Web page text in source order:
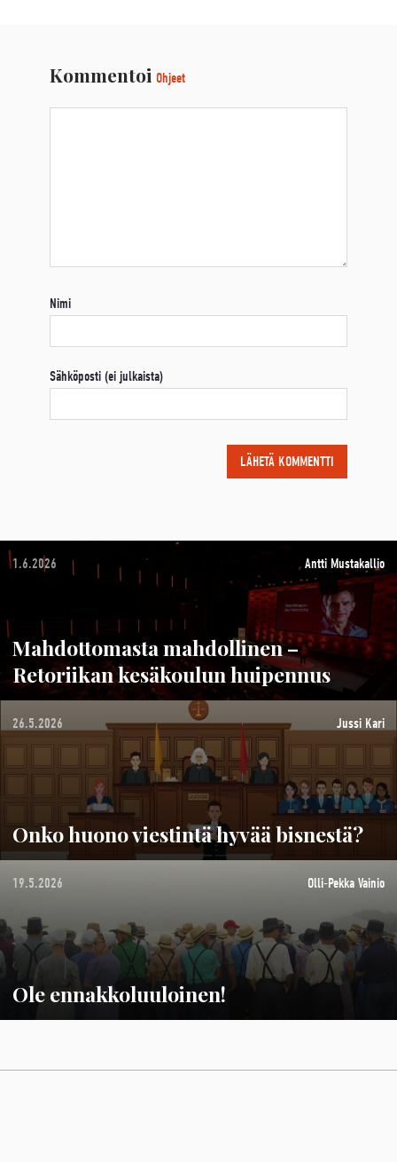
Kommentoi Ohjeet
Nimi
Sähköposti (ei julkaista)
1.6.2026 Antti Mustakallio
Mahdottomasta mahdollinen –
Retoriikan kesäkoulun huipennus
26.5.2026 Jussi Kari
Onko huono viestintä hyvää bisnestä?
19.5.2026 Olli-Pekka Vainio
Ole ennakkoluuloinen!